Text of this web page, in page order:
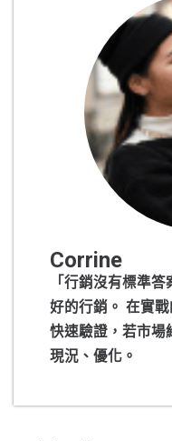
Corrine
「行銷沒有標準
好的行銷。 在實
快速驗證，若市場
現況、優化。